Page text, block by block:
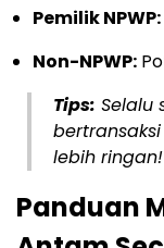
Pemilik NPWP:
Non-NPWP:
Tips: Selalu
lebih ringan!
Panduan